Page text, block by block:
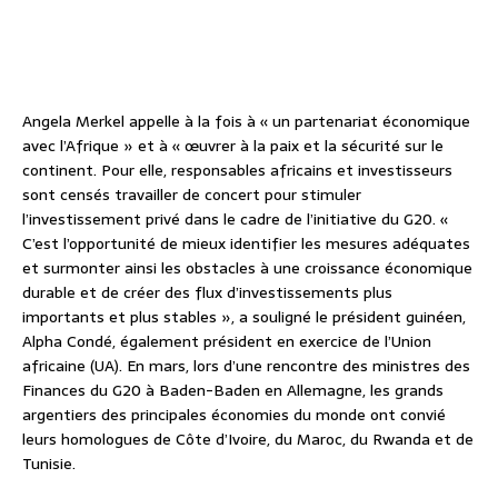
Angela Merkel appelle à la fois à « un partenariat économique
avec l’Afrique » et à « œuvrer à la paix et la sécurité sur le
continent. Pour elle, responsables africains et investisseurs
sont censés travailler de concert pour stimuler
l’investissement privé dans le cadre de l’initiative du G20. «
C’est l’opportunité de mieux identifier les mesures adéquates
et surmonter ainsi les obstacles à une croissance économique
durable et de créer des flux d’investissements plus
importants et plus stables », a souligné le président guinéen,
Alpha Condé, également président en exercice de l’Union
africaine (UA). En mars, lors d’une rencontre des ministres des
Finances du G20 à Baden-Baden en Allemagne, les grands
argentiers des principales économies du monde ont convié
leurs homologues de Côte d’Ivoire, du Maroc, du Rwanda et de
Tunisie.